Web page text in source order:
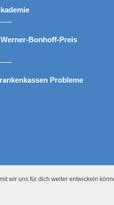
wir uns für dich weiter entwickeln
Bonhoff-Preis
Probleme